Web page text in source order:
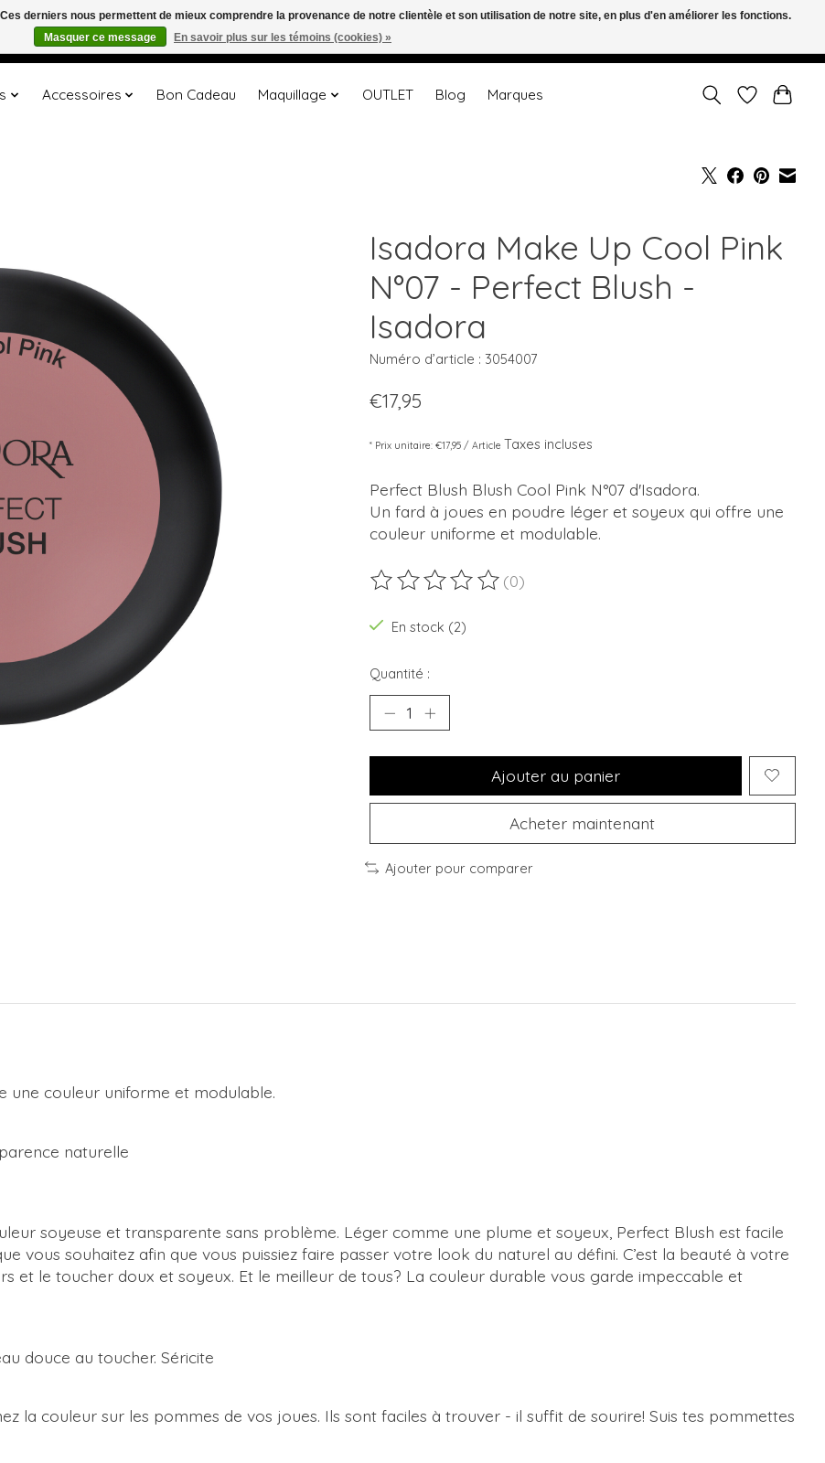
Accessoires Bon Cadeau Maquillage OUTLET Blog Marques
Isadora Make Up Cool Pink
N°07 - Perfect Blush -
Isadora
Numéro d’article : 3054007
€17,95
* Prix unitaire: €17,95 / Article Taxes incluses
Perfect Blush Blush Cool Pink N°07 d'Isadora.
Un fard à joues en poudre léger et soyeux qui offre une
couleur uniforme et modulable.
Ce produit est évalué à
(0)
En stock (2)
Quantité :
Ajouter au panier
Acheter maintenant
Ajouter pour comparer
une couleur uniforme et modulable.
naturelle
soyeuse et transparente sans problème. Léger comme une plume et soyeux, Perfect Blush est facile
vous souhaitez afin que vous puissiez faire passer votre look du naturel au défini. C’est la beauté à votre
et le toucher doux et soyeux. Et le meilleur de tous? La couleur durable vous garde impeccable et
douce au toucher. Séricite
la couleur sur les pommes de vos joues. Ils sont faciles à trouver - il suffit de sourire! Suis tes pommettes
derniers nous permettent de mieux comprendre la provenance de notre clientèle et son utilisation de notre site, en plus d'en améliorer les fonctions.
Masquer ce message
En savoir plus sur les témoins (cookies) »